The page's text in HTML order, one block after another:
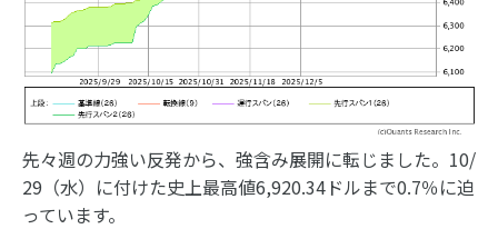
先々週の力強い反発から、強含み展開に転じました。10/
29（水）に付けた史上最高値6,920.34ドルまで0.7％に迫
っています。